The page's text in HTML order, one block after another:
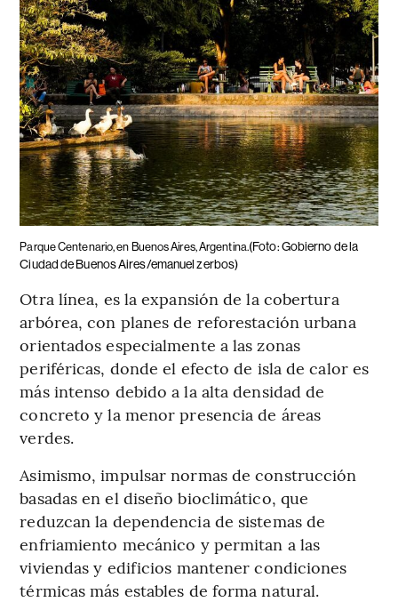
Parque Centenario, en Buenos Aires, Argentina.(Foto: Gobierno de la
Ciudad de Buenos Aires/emanuel zerbos)
Otra línea, es la expansión de la cobertura
arbórea, con planes de reforestación urbana
orientados especialmente a las zonas
periféricas, donde el efecto de isla de calor es
más intenso debido a la alta densidad de
concreto y la menor presencia de áreas
verdes.
Asimismo, impulsar normas de construcción
basadas en el diseño bioclimático, que
reduzcan la dependencia de sistemas de
enfriamiento mecánico y permitan a las
viviendas y edificios mantener condiciones
térmicas más estables de forma natural.